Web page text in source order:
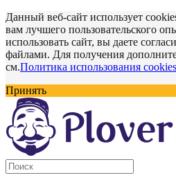
Данный веб-сайт использует
вам лучшего пользовательского
использовать сайт, вы даете
файлами. Для получения
см.Политика использования cookies
Принять